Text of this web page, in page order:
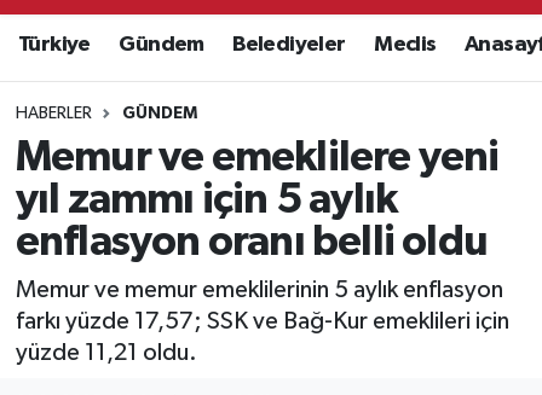
Türkiye Gündem Belediyeler Meclis
HABERLER GÜNDEM
Memur ve emeklilere yeni
yıl zammı için 5 aylık
enflasyon oranı belli oldu
Memur ve memur emeklilerinin 5 aylık enflasyon
farkı yüzde 17,57; SSK ve Bağ-Kur emeklileri için
yüzde 11,21 oldu.
Süper Lig Puan Durumu ve Fikstür
Tüm Manşetler
Son Dakika Haberleri
Haber Arşivi